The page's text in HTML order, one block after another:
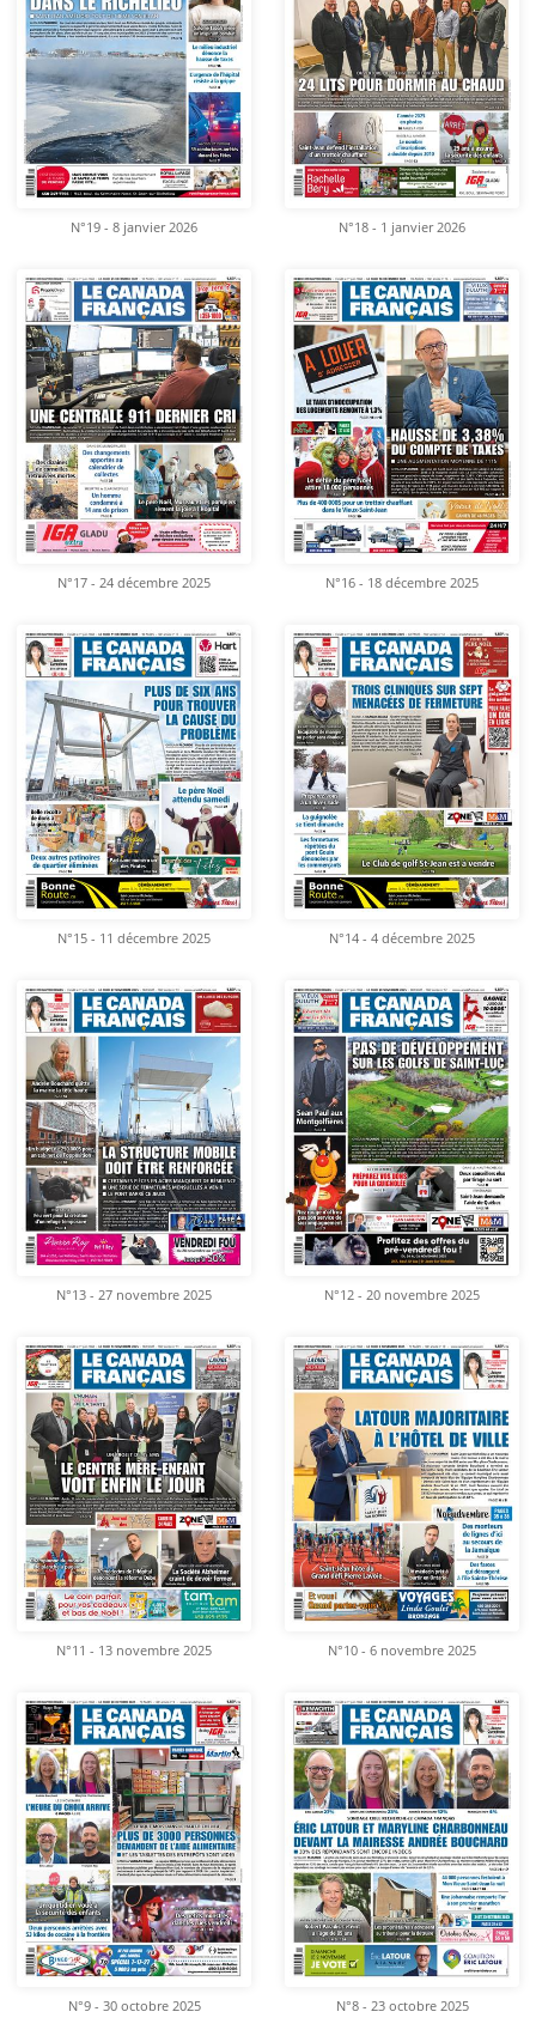
N°19 - 8 janvier 2026 N°18 - 1 janvier 2026
N°17 - 24 décembre 2025 N°16 - 18 décembre 2025
N°15 - 11 décembre 2025 N°14 - 4 décembre 2025
N°13 - 27 novembre 2025 N°12 - 20 novembre 2025
N°11 - 13 novembre 2025 N°10 - 6 novembre 2025
N°9 - 30 octobre 2025 N°8 - 23 octobre 2025